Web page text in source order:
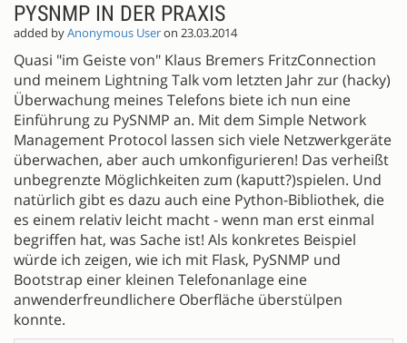
PYSNMP IN DER PRAXIS
added byAnonymous Useron 23.03.2014
Quasi "im Geiste von" Klaus Bremers FritzConnection
und meinem Lightning Talk vom letzten Jahr zur (hacky)
Überwachung meines Telefons biete ich nun eine
Einführung zu PySNMP an. Mit dem Simple Network
Management Protocol lassen sich viele Netzwerkgeräte
überwachen, aber auch umkonfigurieren! Das verheißt
unbegrenzte Möglichkeiten zum (kaputt?)spielen. Und
natürlich gibt es dazu auch eine Python-Bibliothek, die
es einem relativ leicht macht - wenn man erst einmal
begriffen hat, was Sache ist! Als konkretes Beispiel
würde ich zeigen, wie ich mit Flask, PySNMP und
Bootstrap einer kleinen Telefonanlage eine
anwenderfreundlichere Oberfläche überstülpen
konnte.